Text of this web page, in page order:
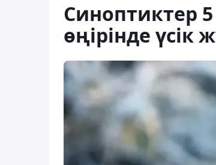
Синоптиктер 5
өңірінде үсік